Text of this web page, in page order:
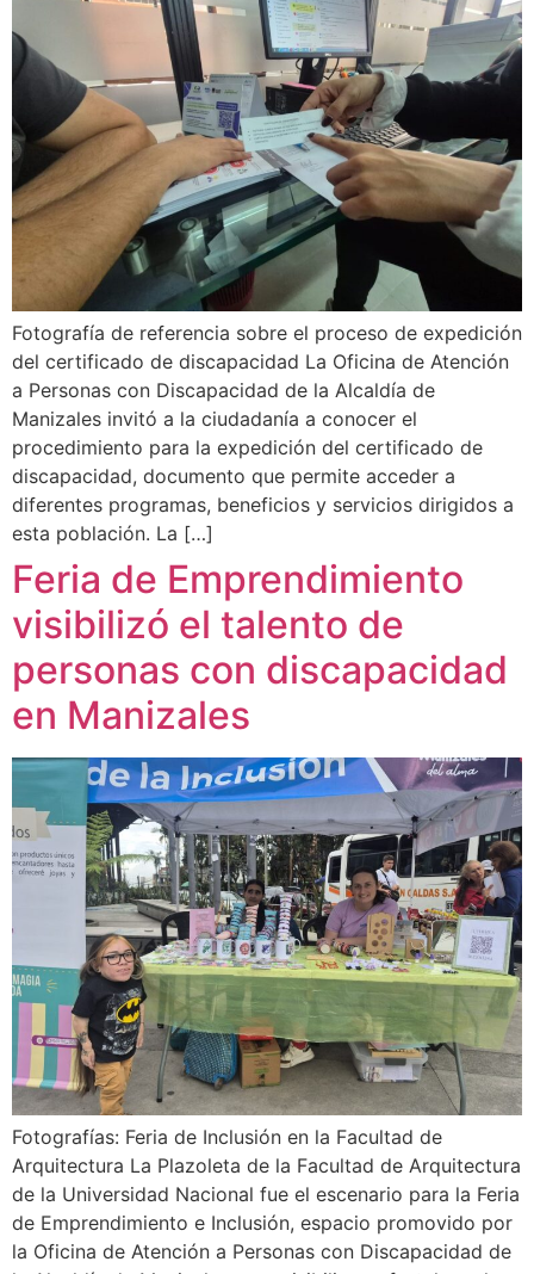
Fotografía de referencia sobre el proceso de expedición
del certificado de discapacidad La Oficina de Atención
a Personas con Discapacidad de la Alcaldía de
Manizales invitó a la ciudadanía a conocer el
procedimiento para la expedición del certificado de
discapacidad, documento que permite acceder a
diferentes programas, beneficios y servicios dirigidos a
esta población. La […]
Feria de Emprendimiento
visibilizó el talento de
personas con discapacidad
en Manizales
Fotografías: Feria de Inclusión en la Facultad de
Arquitectura La Plazoleta de la Facultad de Arquitectura
de la Universidad Nacional fue el escenario para la Feria
de Emprendimiento e Inclusión, espacio promovido por
la Oficina de Atención a Personas con Discapacidad de